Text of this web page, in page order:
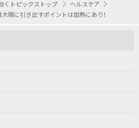
くトピックストップ
ヘルスケア
限に引き出すポイントは加熱にあり！